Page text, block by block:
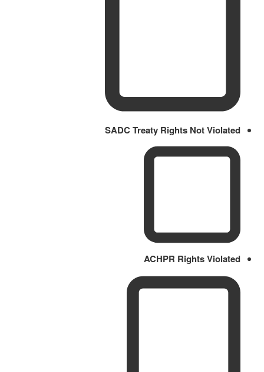
SADC Treaty Rights Not Violated
ACHPR Rights Violated